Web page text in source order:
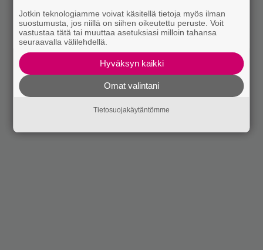
Jotkin teknologiamme voivat käsitellä tietoja myös ilman
suostumusta, jos niillä on siihen oikeutettu peruste. Voit
vastustaa tätä tai muuttaa asetuksiasi milloin tahansa
seuraavalla välilehdellä.
Hyväksyn kaikki
Omat valintani
Tietosuojakäytäntömme